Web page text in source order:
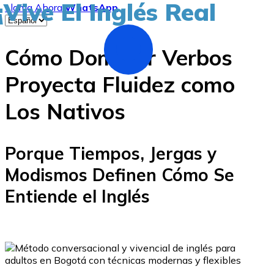
Llama AhoraWhatsApp
Cómo Dominar Verbos
Proyecta Fluidez como
Los Nativos
Porque Tiempos, Jergas y
Modismos Definen Cómo Se
Entiende el Inglés
El Inglés Real